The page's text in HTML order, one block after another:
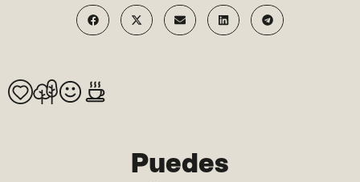
Puedes